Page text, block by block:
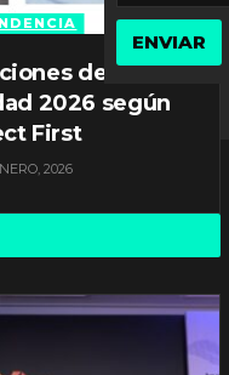
de
2026 según
First
2026
ENVIAR